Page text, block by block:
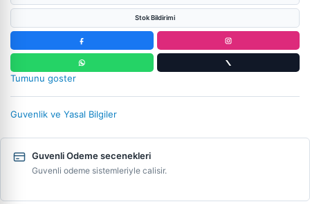
Stok Bildirimi
Tumunu goster
Guvenlik ve Yasal Bilgiler
Guvenli Odeme secenekleri
Guvenli odeme sistemleriyle calisir.